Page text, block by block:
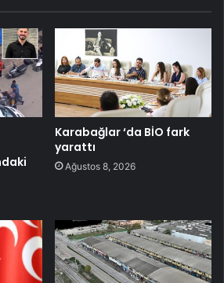
Karabağlar ‘da BİO fark
yarattı
Ağustos 8, 2026